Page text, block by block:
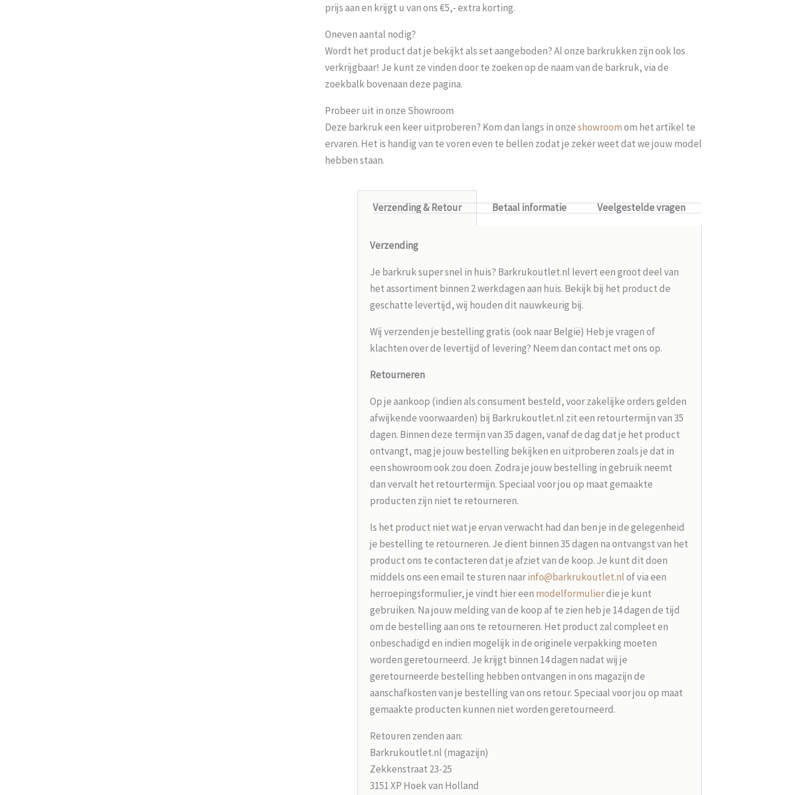
prijs aan en krijgt u van ons €5,- extra korting.
Oneven aantal nodig?
Wordt het product dat je bekijkt als set aangeboden? Al onze barkrukken zijn ook los
verkrijgbaar! Je kunt ze vinden door te zoeken op de naam van de barkruk, via de
zoekbalk bovenaan deze pagina.
Probeer uit in onze Showroom
Deze barkruk een keer uitproberen? Kom dan langs in onzeshowroomom het artikel te
ervaren. Het is handig van te voren even te bellen zodat je zeker weet dat we jouw model
hebben staan.
Verzending & Retour Betaal informatie Veelgestelde vragen
Verzending
Je barkruk super snel in huis? Barkrukoutlet.nl levert een groot deel van
het assortiment binnen 2 werkdagen aan huis. Bekijk bij het product de
geschatte levertijd, wij houden dit nauwkeurig bij.
Wij verzenden je bestelling gratis (ook naar België) Heb je vragen of
klachten over de levertijd of levering? Neem dan contact met ons op.
Retourneren
Op je aankoop (indien als consument besteld, voor zakelijke orders gelden
afwijkende voorwaarden) bij Barkrukoutlet.nl zit een retourtermijn van 35
dagen. Binnen deze termijn van 35 dagen, vanaf de dag dat je het product
ontvangt, mag je jouw bestelling bekijken en uitproberen zoals je dat in
een showroom ook zou doen. Zodra je jouw bestelling in gebruik neemt
dan vervalt het retourtermijn. Speciaal voor jou op maat gemaakte
producten zijn niet te retourneren.
Is het product niet wat je ervan verwacht had dan ben je in de gelegenheid
je bestelling te retourneren. Je dient binnen 35 dagen na ontvangst van het
product ons te contacteren dat je afziet van de koop. Je kunt dit doen
middels ons een email te sturen naarinfo@barkrukoutlet.nlof via een
herroepingsformulier, je vindt hier een modelformulierdie je kunt
gebruiken. Na jouw melding van de koop af te zien heb je 14 dagen de tijd
om de bestelling aan ons te retourneren. Het product zal compleet en
onbeschadigd en indien mogelijk in de originele verpakking moeten
worden geretourneerd. Je krijgt binnen 14 dagen nadat wij je
geretourneerde bestelling hebben ontvangen in ons magazijn de
aanschafkosten van je bestelling van ons retour. Speciaal voor jou op maat
gemaakte producten kunnen niet worden geretourneerd.
Retouren zenden aan:
Barkrukoutlet.nl (magazijn)
Zekkenstraat 23-25
3151 XP Hoek van Holland